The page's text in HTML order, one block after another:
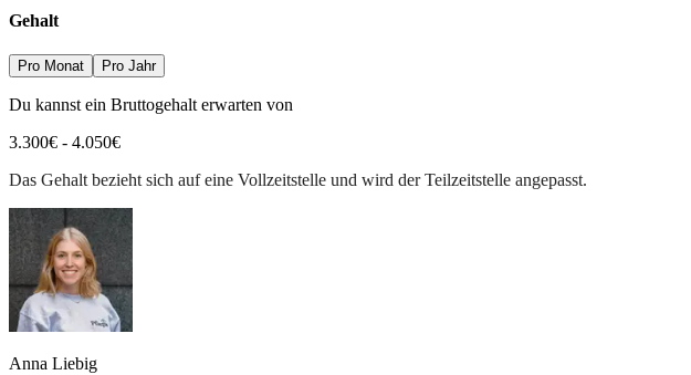
Gehalt
Pro Monat Pro Jahr
Du kannst ein Bruttogehalt erwarten von
3.300€ - 4.050€
Das Gehalt bezieht sich auf eine Vollzeitstelle und wird der Teilzeitstelle angepasst.
Anna Liebig